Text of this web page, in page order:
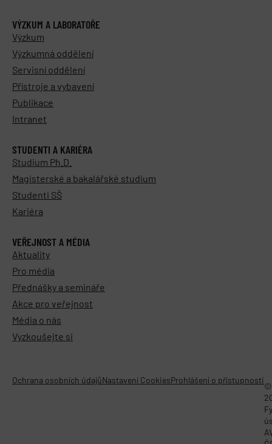
VÝZKUM A LABORATOŘE
Výzkum
Výzkumná oddělení
Servisní oddělení
Přístroje a vybavení
Publikace
Intranet
STUDENTI A KARIÉRA
Studium Ph.D.
Magisterské a bakalářské studium
Studenti SŠ
Kariéra
VEŘEJNOST A MÉDIA
Aktuality
Pro média
Přednášky a semináře
Akce pro veřejnost
Média o nás
Vyzkoušejte si
©
Ochrana osobních údajůNastavení CookiesProhlášení o přístupnosti